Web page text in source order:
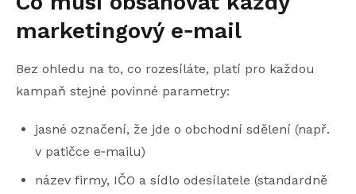
marketingový e‑mail
Bez ohledu na to, co rozesíláte, platí pro každou
kampaň stejné povinné parametry:
jasné označení, že jde o obchodní sdělení (např.
v patičce e‑mailu)
název firmy, IČO a sídlo odesílatele (standardně